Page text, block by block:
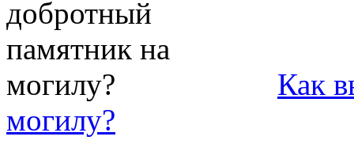
Как
могилу?